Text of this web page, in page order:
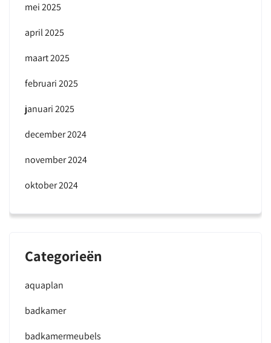
mei 2025
april 2025
maart 2025
februari 2025
januari 2025
december 2024
november 2024
oktober 2024
Categorieën
aquaplan
badkamer
badkamermeubels